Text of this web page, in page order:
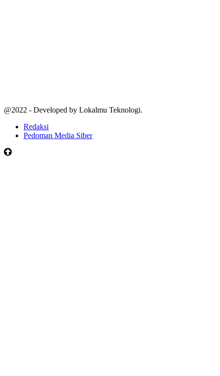
@2022 - Developed by Lokalmu Teknologi.
Redaksi
Pedoman Media Siber